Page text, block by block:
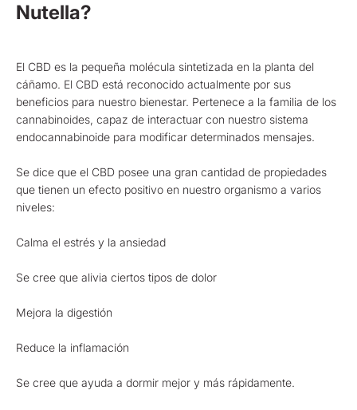
Nutella?
El CBD es la pequeña molécula sintetizada en la planta del
cáñamo. El CBD está reconocido actualmente por sus
beneficios para nuestro bienestar. Pertenece a la familia de los
cannabinoides, capaz de interactuar con nuestro sistema
endocannabinoide para modificar determinados mensajes.
Se dice que el CBD posee una gran cantidad de propiedades
que tienen un efecto positivo en nuestro organismo a varios
niveles:
Calma el estrés y la ansiedad
Se cree que alivia ciertos tipos de dolor
Mejora la digestión
Reduce la inflamación
Se cree que ayuda a dormir mejor y más rápidamente.